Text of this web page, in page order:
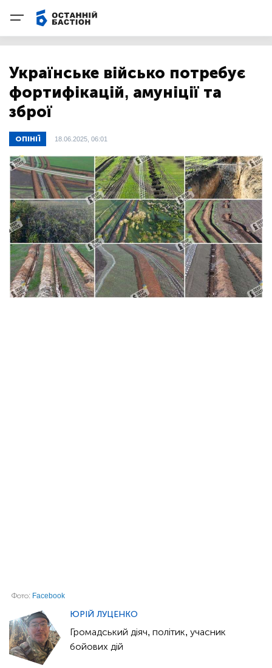
Українське військо потребує
фортифікацій, амуніції та
зброї
ОПІНІЇ 18.06.2025, 06:01
Фото: Facebook
ЮРІЙ ЛУЦЕНКО
Громадський діяч, політик, учасник
бойових дій